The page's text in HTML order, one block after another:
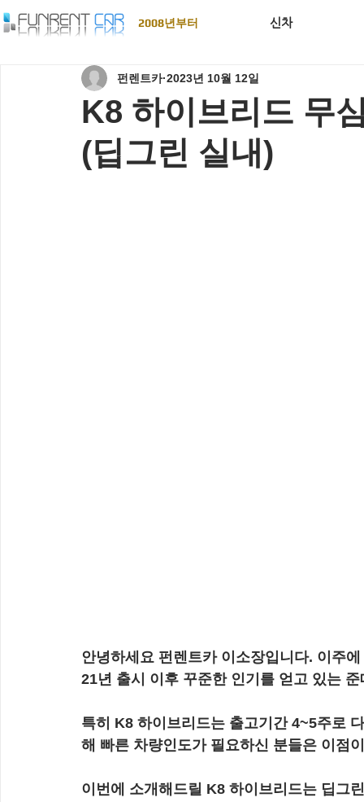
2008년부터 신차
K8 하이브리드 무
(딥그린 실내)
펀렌트카 2023년 10월 12일
안녕하세요 펀렌트카 이소장입니다. 이주
21년 출시 이후 꾸준한 인기를 얻고 있는
특히 K8 하이브리드는 출고기간 4~5주로
해 빠른 차량인도가 필요하신 분들은 이점
이번에 소개해드릴 K8 하이브리드는 딥그